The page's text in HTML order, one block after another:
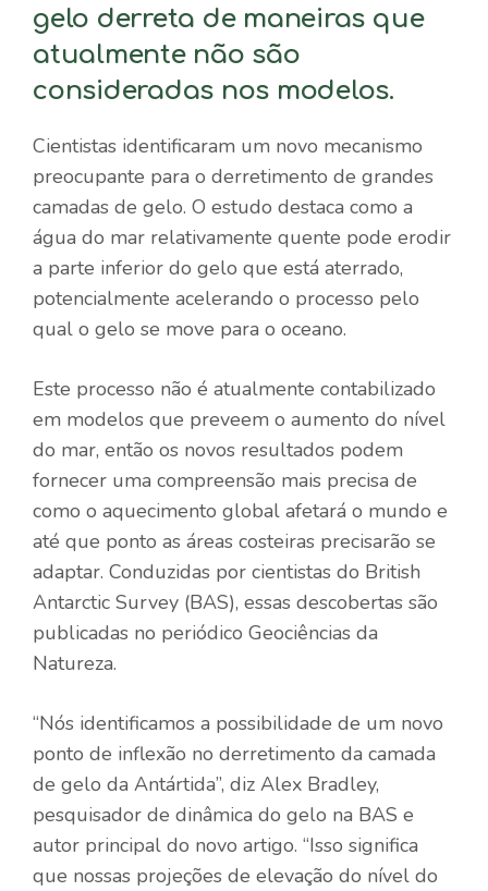
gelo derreta de maneiras que
atualmente não são
consideradas nos modelos.
Cientistas identificaram um novo mecanismo
preocupante para o derretimento de grandes
camadas de gelo. O estudo destaca como a
água do mar relativamente quente pode erodir
a parte inferior do gelo que está aterrado,
potencialmente acelerando o processo pelo
qual o gelo se move para o oceano.
Este processo não é atualmente contabilizado
em modelos que preveem o aumento do nível
do mar, então os novos resultados podem
fornecer uma compreensão mais precisa de
como o aquecimento global afetará o mundo e
até que ponto as áreas costeiras precisarão se
adaptar. Conduzidas por cientistas do British
Antarctic Survey (BAS), essas descobertas são
publicadas no periódico Geociências da
Natureza.
“Nós identificamos a possibilidade de um novo
ponto de inflexão no derretimento da camada
de gelo da Antártida”, diz Alex Bradley,
pesquisador de dinâmica do gelo na BAS e
autor principal do novo artigo. “Isso significa
que nossas projeções de elevação do nível do